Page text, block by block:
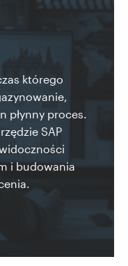
którego
płynny proces.
SAP
i budowania